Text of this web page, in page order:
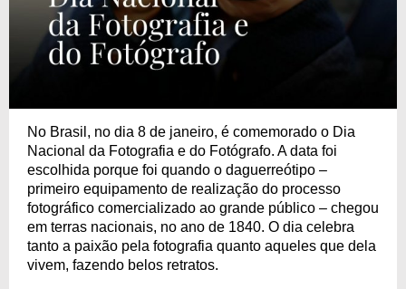
No Brasil, no dia 8 de janeiro, é comemorado o Dia
Nacional da Fotografia e do Fotógrafo. A data foi
escolhida porque foi quando o daguerreótipo –
primeiro equipamento de realização do processo
fotográfico comercializado ao grande público – chegou
em terras nacionais, no ano de 1840. O dia celebra
tanto a paixão pela fotografia quanto aqueles que dela
vivem, fazendo belos retratos.